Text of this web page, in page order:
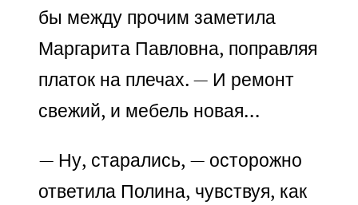
бы между прочим заметила
Маргарита Павловна, поправляя
платок на плечах. — И ремонт
свежий, и мебель новая…
— Ну, старались, — осторожно
ответила Полина, чувствуя, как